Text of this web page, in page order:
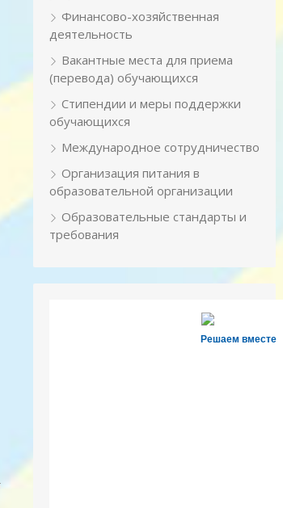
Финансово-хозяйственная
деятельность
Вакантные места для приема
(перевода) обучающихся
Стипендии и меры поддержки
обучающихся
Международное сотрудничество
Организация питания в
образовательной организации
Образовательные стандарты и
требования
Решаем вместе